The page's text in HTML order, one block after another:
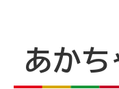
あかち